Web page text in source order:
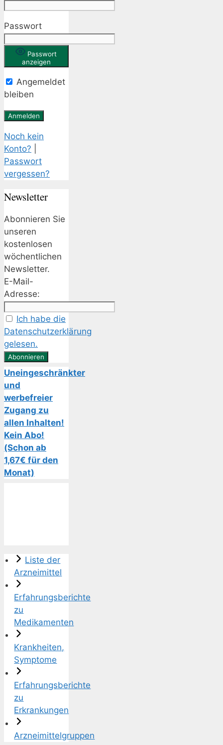
Passwort
Passwort
anzeigen
Angemeldet
bleiben
Noch kein
Konto?
Passwort
vergessen?
Newsletter
Abonnieren Sie
unseren
kostenlosen
wöchentlichen
Newsletter.
E-Mail-
Adresse:
Ich habe die
Datenschutzerklärung
gelesen.
Uneingeschränkter
und
werbefreier
Zugang zu
allen Inhalten!
Kein Abo!
(Schon ab
1,67€ für den
Monat)
Liste der
Arzneimittel
Erfahrungsberichte
zu
Medikamenten
Krankheiten,
Symptome
Erfahrungsberichte
zu
Erkrankungen
Arzneimittelgruppen